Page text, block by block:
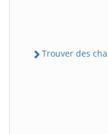
Trouver des